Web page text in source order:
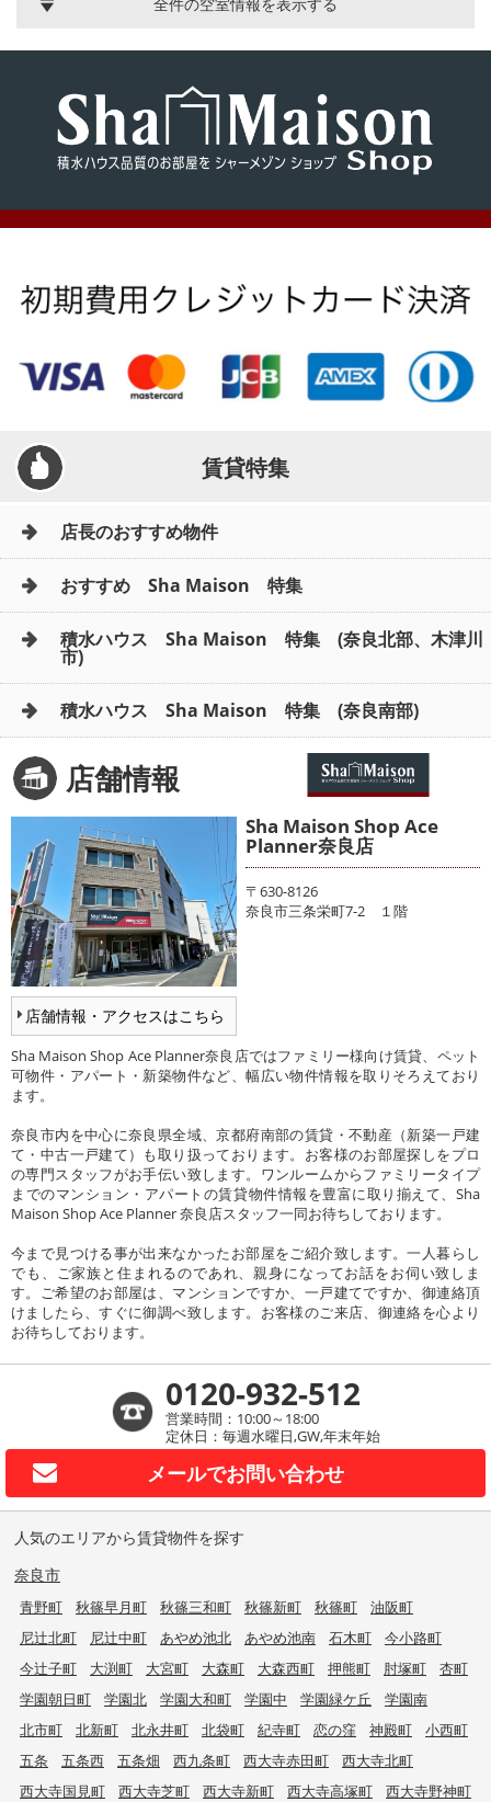
賃貸特集
店長のおすすめ物件
おすすめ Sha Maison 特集
積水ハウス Sha Maison 特集 (奈良北部、木津川
市)
積水ハウス Sha Maison 特集 (奈良南部)
店舗情報
店舗情報・アクセスはこちら
Sha Maison Shop Ace
Planner奈良店
〒630-8126
奈良市三条栄町7-2 １階
Sha Maison Shop Ace Planner奈良店ではファミリー様向け賃貸、ペット
可物件・アパート・新築物件など、幅広い物件情報を取りそろえており
ます。
奈良市内を中心に奈良県全域、京都府南部の賃貸・不動産（新築一戸建
て・中古一戸建て）も取り扱っております。お客様のお部屋探しをプロ
の専門スタッフがお手伝い致します。ワンルームからファミリータイプ
までのマンション・アパートの賃貸物件情報を豊富に取り揃えて、Sha
Maison Shop Ace Planner 奈良店スタッフ一同お待ちしております。
今まで見つける事が出来なかったお部屋をご紹介致します。一人暮らし
でも、ご家族と住まれるのであれ、親身になってお話をお伺い致しま
す。ご希望のお部屋は、マンションですか、一戸建てですか、御連絡頂
けましたら、すぐに御調べ致します。お客様のご来店、御連絡を心より
お待ちしております。
0120-932-512
営業時間：10:00～18:00
定休日：毎週水曜日,GW,年末年始
メールでお問い合わせ
人気のエリアから賃貸物件を探す
奈良市
青野町 秋篠早月町 秋篠三和町 秋篠新町 秋篠町
油阪町
尼辻北町
尼辻中町 あやめ池北 あやめ池南 石木町
今小路町
今辻子町
大渕町 大宮町 大森町 大森西町 押熊町 肘塚町
杏町
学園朝日町
学園北 学園大和町 学園中 学園緑ケ丘
学園南
北市町
北新町 北永井町 北袋町 紀寺町 恋の窪 神殿町
小西町
五条
五条西 五条畑 西九条町 西大寺赤田町
西大寺北町
西大寺国見町
西大寺芝町 西大寺新町 西大寺高塚町
西大寺野神町